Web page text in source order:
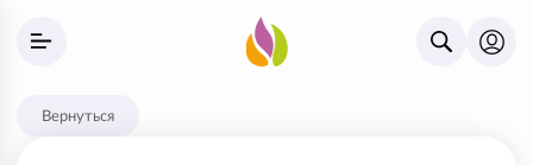
Вернуться